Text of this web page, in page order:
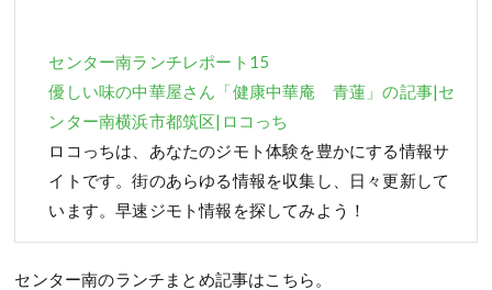
センター南ランチレポート15
優しい味の中華屋さん「健康中華庵 青蓮」の記事|セ
ンター南横浜市都筑区|ロコっち
ロコっちは、あなたのジモト体験を豊かにする情報サ
イトです。街のあらゆる情報を収集し、日々更新して
います。早速ジモト情報を探してみよう！
センター南のランチまとめ記事はこちら。